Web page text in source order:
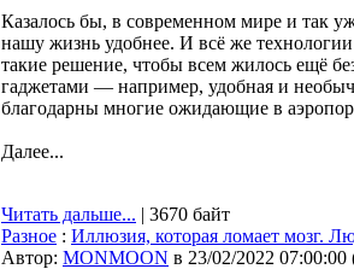
Казалось бы, в современном мире и так
нашу жизнь удобнее. И всё же
такие решение, чтобы всем жилось ещё
гаджетами — например, удобная и
благодарны многие ожидающие в
Далее...
Читать дальше... | 3670 байт
Разное : Иллюзия, которая ломает мозг.
Автор: MONMOON в 23/02/2022 07:00:00